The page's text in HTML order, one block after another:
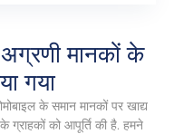
अग्रणी मानकों के
गया
के समान मानकों पर खाद्य
ग्राहकों को आपूर्ति की है. हमने